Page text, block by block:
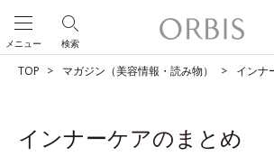
検索
メニュー
TOP マガジン（美容情報・読み物） インナ
インナーケアのまとめ